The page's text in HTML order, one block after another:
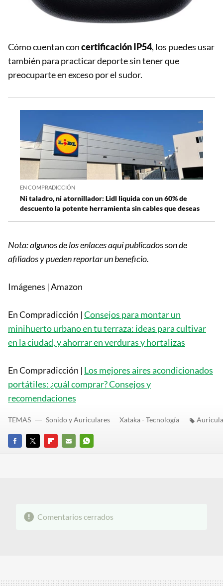
Cómo cuentan concertificación IP54, los puedes usar
también para practicar deporte sin tener que
preocuparte en exceso por el sudor.
EN COMPRADICCIÓN
Ni taladro, ni atornillador: Lidl liquida con un 60% de
descuento la potente herramienta sin cables que deseas
Nota: algunos de los enlaces aquí publicados son de
afiliados y pueden reportar un beneficio.
Imágenes | Amazon
En Compradicción |Consejos para montar un
minihuerto urbano en tu terraza: ideas para cultivar
en la ciudad, y ahorrar en verduras y hortalizas
En Compradicción | Los mejores aires acondicionados
portátiles: ¿cuál comprar? Consejos y
recomendaciones
FACEBOOK
TWITTERFLIPBOARD
E-
WHATSAPP
TEMAS Sonido y Auriculares Xataka - Tecnología
Comentarios cerrados